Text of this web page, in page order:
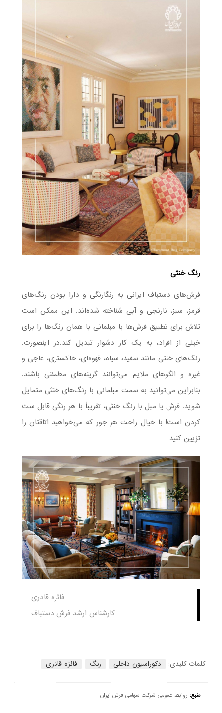
رنگ خنثی
فرش‌های دستباف ایرانی به رنگارنگی و دارا بودن رنگ‌های
قرمز، سبز، نارنجی و آبی شناخته شده‌‌اند. این ممکن است
تلاش برای تطبیق فرش‌ها با مبلمانی با همان رنگ‌ها را برای
خیلی‌ از افراد، به یک کار دشوار تبدیل کند.در اینصورت.
رنگ‌های خنثی مانند سفید، سیاه، قهوه‌ای، خاکستری، عاجی و
غیره و الگوهای ملایم می‌توانند گزینه‌های مطمئنی باشند.
بنابراین می‌توانید به سمت مبلمانی با رنگ‌های خنثی متمایل
شوید. فرش یا مبل با رنگ خنثی، تقریباً با هر رنگی قابل ست
کردن است! با خیال راحت هر جور که می‌خواهید اتاقتان را
تزیین کنید
فائزه قادری
کارشناس ارشد فرش دستباف
کلمات کلیدی: دکوراسیون داخلی رنگ فائزه قادری
منبع: روابط عمومی شرکت سهامی فرش ایران